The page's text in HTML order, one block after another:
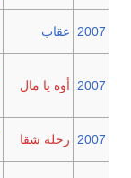
2007 عقاب
2007 أوه يا مال
2007 رحلة شقا